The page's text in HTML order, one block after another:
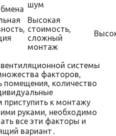
шум
Высокая
стоимость,
сложный
монтаж
системы
факторов,
количество
приступить к монтажу
руками, необходимо
все эти факторы и
вариант․